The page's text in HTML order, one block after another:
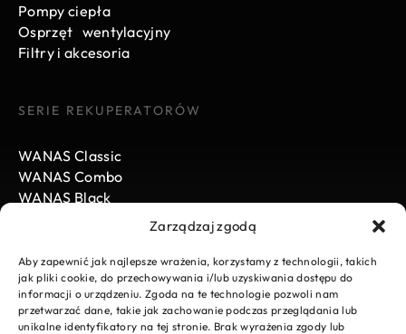
Zarządzaj zgodą
Aby zapewnić jak najlepsze wrażenia, korzystamy z technologii, takich
jak pliki cookie, do przechowywania i/lub uzyskiwania dostępu do
informacji o urządzeniu. Zgoda na te technologie pozwoli nam
przetwarzać dane, takie jak zachowanie podczas przeglądania lub
unikalne identyfikatory na tej stronie. Brak wyrażenia zgody lub
Pompy ciepła
Osprzęt wentylacyjny
Filtry i akcesoria
SERIE REKUPERATORÓW
WANAS Classic
WANAS Combo
WANAS Black
WANAS
Aktualności
Kariera